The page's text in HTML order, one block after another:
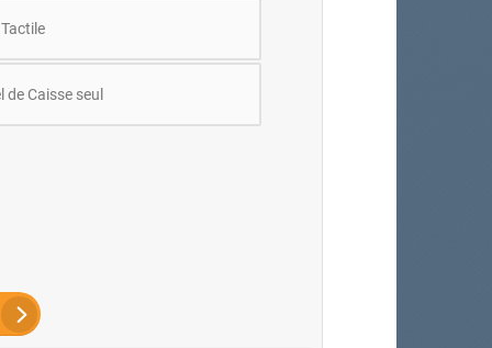
de Caisse seul